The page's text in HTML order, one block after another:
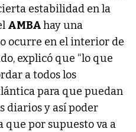
estabilidad en la
AMBAhay una
ocurre en el interior de
explicó que “lo que
a todos los
para que puedan
diarios y así poder
que por supuesto va a